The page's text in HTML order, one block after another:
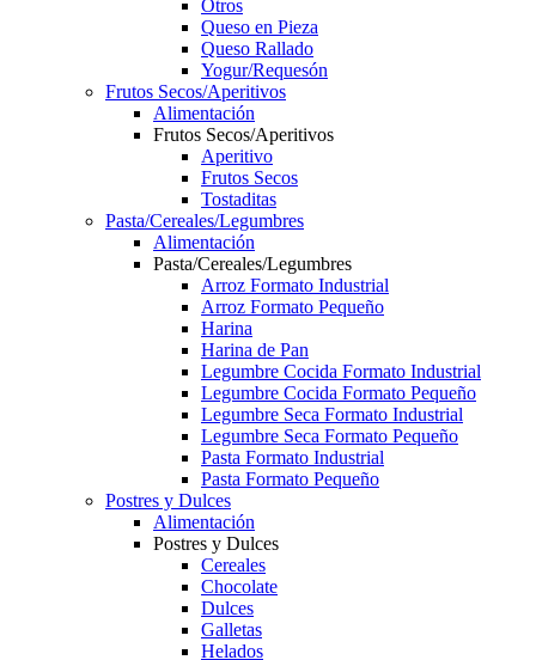
Otros
Queso en Pieza
Queso Rallado
Yogur/Requesón
Frutos Secos/Aperitivos
Alimentación
Frutos Secos/Aperitivos
Aperitivo
Frutos Secos
Tostaditas
Pasta/Cereales/Legumbres
Alimentación
Pasta/Cereales/Legumbres
Arroz Formato Industrial
Arroz Formato Pequeño
Harina
Harina de Pan
Legumbre Cocida Formato Industrial
Legumbre Cocida Formato Pequeño
Legumbre Seca Formato Industrial
Legumbre Seca Formato Pequeño
Pasta Formato Industrial
Pasta Formato Pequeño
Postres y Dulces
Alimentación
Postres y Dulces
Cereales
Chocolate
Dulces
Galletas
Helados